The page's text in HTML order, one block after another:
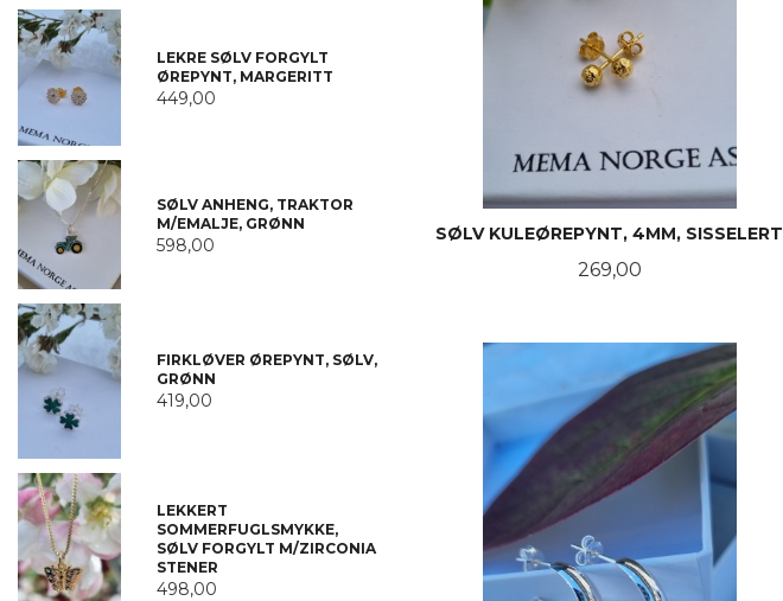
SØLV KULEØREPYNT, 4MM, SISSELERT
Pris
269,00
LEKRE SØLV FORGYLT
ØREPYNT, MARGERITT
449,00
SØLV ANHENG, TRAKTOR
M/EMALJE, GRØNN
598,00
FIRKLØVER ØREPYNT, SØLV,
GRØNN
419,00
LEKKERT
SOMMERFUGLSMYKKE,
SØLV FORGYLT M/ZIRCONIA
STENER
498,00